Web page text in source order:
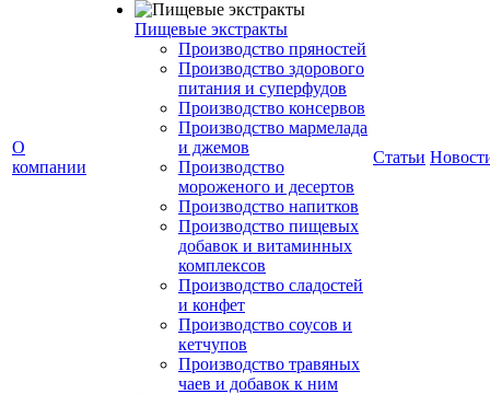
О
компании
Пищевые экстракты
Производство пряностей
Производство здорового
питания и суперфудов
Производство консервов
Производство мармелада
и джемов
Производство
мороженого и десертов
Производство напитков
Производство пищевых
добавок и витаминных
комплексов
Производство сладостей
и конфет
Производство соусов и
кетчупов
Производство травяных
чаев и добавок к ним
Статьи